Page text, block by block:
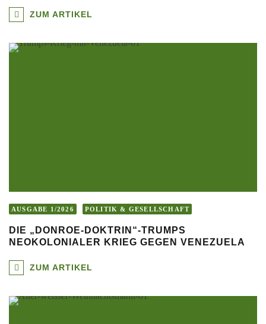
ZUM ARTIKEL
AUSGABE 1/2026 POLITIK & GESELLSCHAFT
DIE „DONROE-DOKTRIN“-TRUMPS
NEOKOLONIALER KRIEG GEGEN VENEZUELA
ZUM ARTIKEL